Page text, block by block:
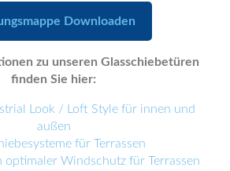
Downloaden
zu unseren Glasschiebetüren
finden Sie hier:
Look / Loft Style für innen und
außen
für Terrassen
optimaler Windschutz für Terrassen